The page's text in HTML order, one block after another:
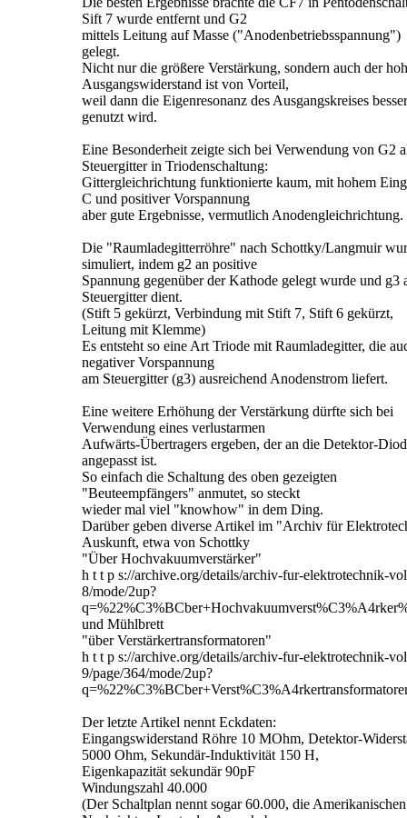
Sift 7 wurde entfernt und G2
mittels Leitung auf Masse ("Anodenbetriebsspannung")
gelegt.
Nicht nur die größere Verstärkung, sondern auch der
Ausgangswiderstand ist von Vorteil,
weil dann die Eigenresonanz des Ausgangskreises besser
genutzt wird.
Eine Besonderheit zeigte sich bei Verwendung von G2
Steuergitter in Triodenschaltung:
Gittergleichrichtung funktionierte kaum, mit hohem
C und positiver Vorspannung
aber gute Ergebnisse, vermutlich Anodengleichrichtung.
Die "Raumladegitterröhre" nach Schottky/Langmuir
simuliert, indem g2 an positive
Spannung gegenüber der Kathode gelegt wurde und g3
Steuergitter dient.
(Stift 5 gekürzt, Verbindung mit Stift 7, Stift 6 gekürzt,
Leitung mit Klemme)
Es entsteht so eine Art Triode mit Raumladegitter, die
negativer Vorspannung
am Steuergitter (g3) ausreichend Anodenstrom liefert.
Eine weitere Erhöhung der Verstärkung dürfte sich bei
Verwendung eines verlustarmen
Aufwärts-Übertragers ergeben, der an die Detektor-
angepasst ist.
So einfach die Schaltung des oben gezeigten
"Beuteempfängers" anmutet, so steckt
wieder mal viel "knowhow" in dem Ding.
Darüber geben diverse Artikel im "Archiv für
Auskunft, etwa von Schottky
"Über Hochvakuumverstärker"
h t t p s://archive.org/details/archiv-fur-elektrotechnik-
8/mode/2up?
und Mühlbrett
"über Verstärkertransformatoren"
h t t p s://archive.org/details/archiv-fur-elektrotechnik-
9/page/364/mode/2up?
Der letzte Artikel nennt Eckdaten:
Eingangswiderstand Röhre 10 MOhm, Detektor-
5000 Ohm, Sekundär-Induktivität 150 H,
Eigenkapazität sekundär 90pF
Windungszahl 40.000
(Der Schaltplan nennt sogar 60.000, die Amerikanischen